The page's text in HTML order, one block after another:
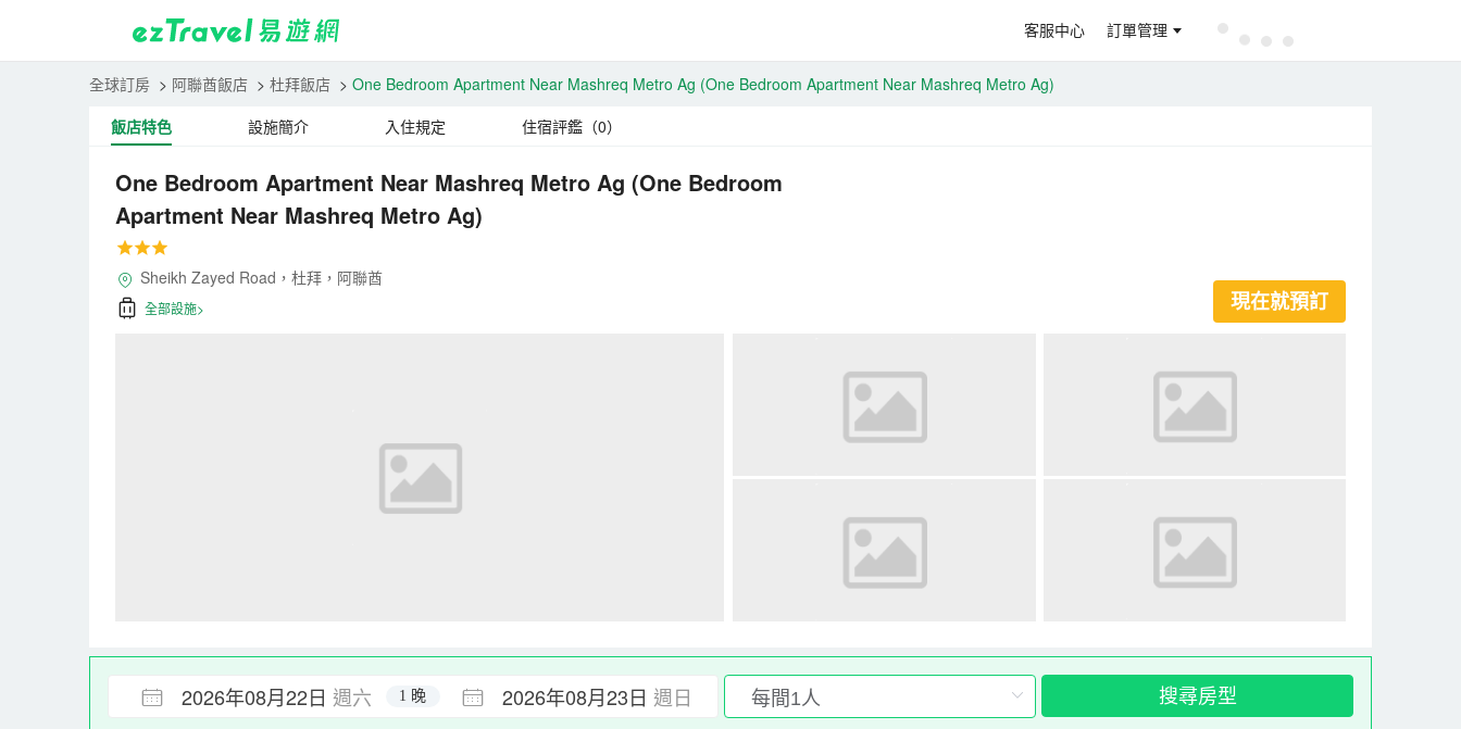
客服中心 訂單管理
全球訂房 > 阿聯酋飯店 > 杜拜飯店 > One Bedroom Apartment Near Mashreq Metro Ag (One Bedroom Apartment Near Mashreq Metro Ag)
飯店特色
設施簡介 入住規定 住宿評鑑（0）
One Bedroom Apartment Near Mashreq Metro Ag (One Bedroom
Apartment Near Mashreq Metro Ag)
Sheikh Zayed Road，杜拜，阿聯酋
全部設施> 現在就預訂
2026年08月22日 週六 2026年08月23日 週日
1 晚 搜尋房型